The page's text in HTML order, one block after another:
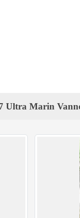
Ultra Marin